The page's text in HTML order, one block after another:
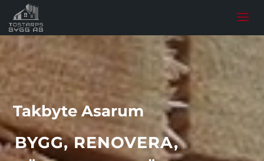
Takbyte Asarum
BYGG, RENOVERA,